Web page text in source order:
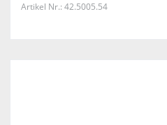
Artikel Nr.: 42.5005.54